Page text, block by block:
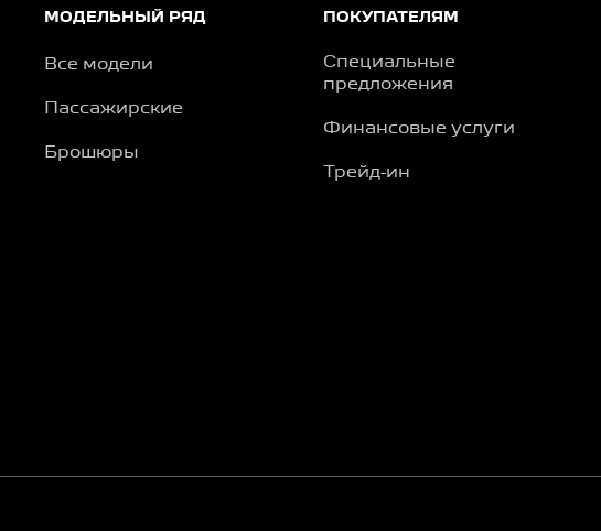
МОДЕЛЬНЫЙ РЯД
Все модели
Пассажирские
Брошюры
ПОКУПАТЕЛЯМ
Специальные
предложения
Финансовые услуги
Трейд-ин